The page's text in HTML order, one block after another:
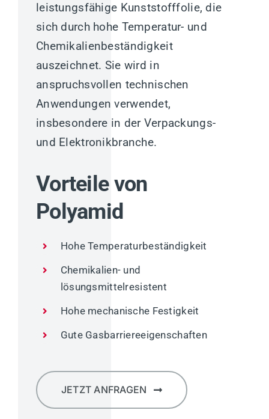
leistungsfähige Kunststofffolie, die
sich durch hohe Temperatur- und
Chemikalienbeständigkeit
auszeichnet. Sie wird in
anspruchsvollen technischen
Anwendungen verwendet,
insbesondere in der Verpackungs-
und Elektronikbranche.
Vorteile von
Polyamid
Hohe Temperaturbeständigkeit
Chemikalien- und
lösungsmittelresistent
Hohe mechanische Festigkeit
Gute Gasbarriereeigenschaften
JETZT ANFRAGEN